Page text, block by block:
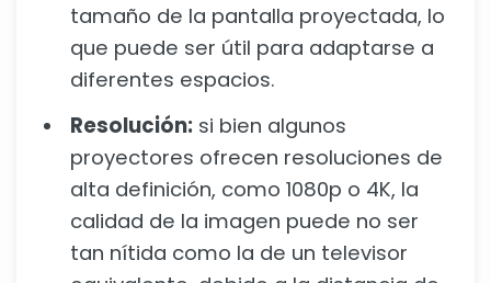
tamaño de la pantalla proyectada, lo
que puede ser útil para adaptarse a
diferentes espacios.
Resolución: si bien algunos
proyectores ofrecen resoluciones de
alta definición, como 1080p o 4K, la
calidad de la imagen puede no ser
tan nítida como la de un televisor